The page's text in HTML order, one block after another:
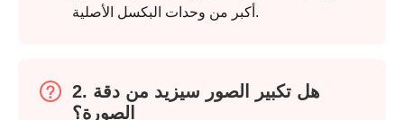
أكبر من وحدات البكسل الأصلية.
2. هل تكبير الصور سيزيد من دقة
الصورة؟